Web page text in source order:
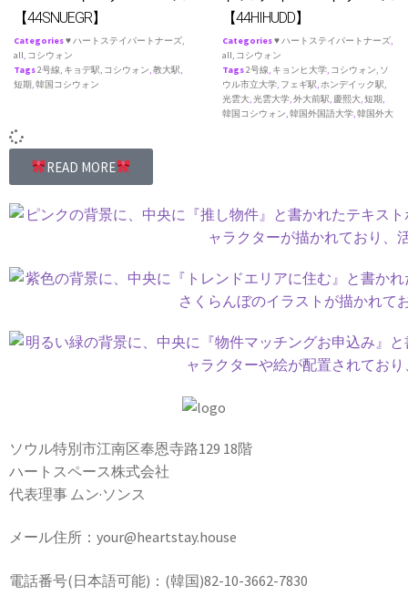
【44SNUEGR】
Categories♥ ハートステイパートナーズ,
all, コシウォン
Tags2号線, キョデ駅, コシウォン,教大駅,
短期,韓国コシウォン
【44HIHUDD】
Categories♥ ハートステイパートナーズ,
all, コシウォン
Tags2号線, キョンヒ大学, コシウォン, ソ
ウル市立大学, フェギ駅,ホンデイック駅,
光雲大,光雲大学,外大前駅, 慶熙大,短期,
韓国コシウォン,韓国外国語大学,韓国外大
READ MORE
ソウル特別市江南区奉恩寺路129 18階
ハートスペース株式会社
代表理事 ムン·ソンス
メール住所：your@heartstay.house
電話番号(日本語可能)：(韓国)82-10-3662-7830